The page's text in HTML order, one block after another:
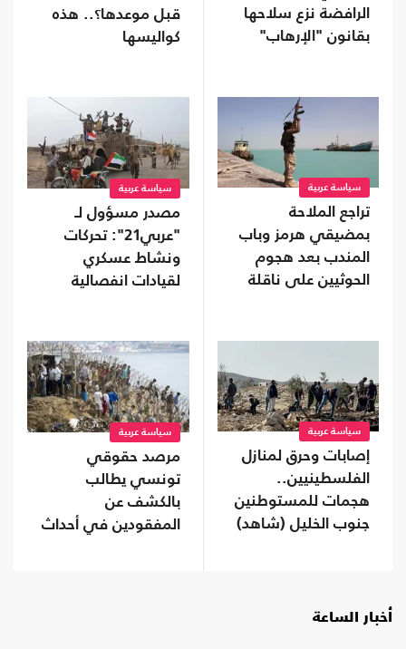
الرافضة نزع سلاحها
بقانون "الإرهاب"
قبل موعدها؟.. هذه
كواليسها
سياسة عربية
تراجع الملاحة
بمضيقي هرمز وباب
المندب بعد هجوم
الحوثيين على ناقلة
سياسة عربية
مصدر مسؤول لـ
"عربي21": تحركات
ونشاط عسكري
لقيادات انفصالية
سياسة عربية
إصابات وحرق لمنازل
الفلسطينيين..
هجمات للمستوطنين
جنوب الخليل (شاهد)
سياسة عربية
مرصد حقوقي
تونسي يطالب
بالكشف عن
المفقودين في أحداث
أخبار الساعة